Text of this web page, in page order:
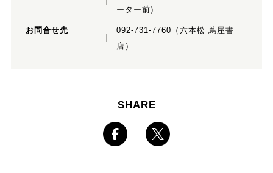
ーター前)
お問合せ先
092-731-7760（六本松 蔦屋書
店）
SHARE